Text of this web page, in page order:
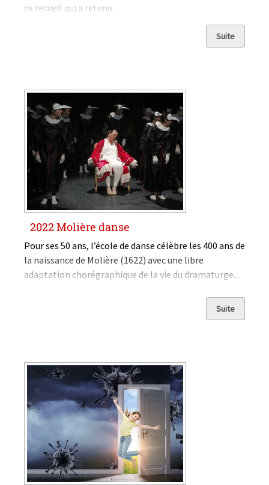
ce recueil qui a retenu...
Suite
2022 Molière danse
Pour ses 50 ans, l’école de danse célèbre les 400 ans de
la naissance de Molière (1622) avec une libre
adaptation chorégraphique de la vie du dramaturge...
Suite